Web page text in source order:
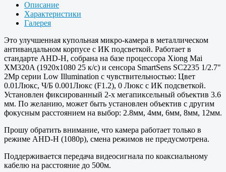
Описание
Характеристики
Галерея
Это улучшенная купольная микро-камера в металлическом
антивандальном корпусе с ИК подсветкой. Работает в
стандарте AHD-H, собрана на базе процессора Xiong Mai
XM320A (1920х1080 25 к/с) и сенсора SmartSens SC2235 1/2.7"
2Mp серии Low Illumination с чувствительностью: Цвет
0.01Люкс, Ч/Б 0.001Люкс (F1.2), 0 Люкс с ИК подсветкой.
Установлен фиксированный 2-х мегапиксельный объектив 3.6
мм. По желанию, может быть установлен объектив с другим
фокусным расстоянием на выбор: 2.8мм, 4мм, 6мм, 8мм, 12мм.
Прошу обратить внимание, что камера работает только в
режиме AHD-H (1080p), смена режимов не предусмотрена.
Поддерживается передача видеосигнала по коаксиальному
кабелю на расстояние до 500м.